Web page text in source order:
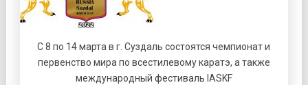
С 8 по 14 марта в г. Суздаль состоятся чемпионат и
первенство мира по всестилевому каратэ, а также
международный фестиваль IASKF